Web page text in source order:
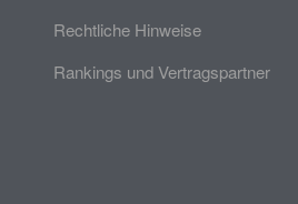
Rechtliche Hinweise
Rankings und Vertragspartner